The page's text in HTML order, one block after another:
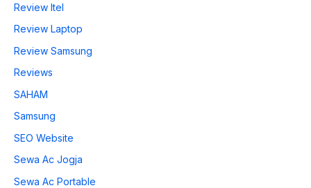
Review Itel
Review Laptop
Review Samsung
Reviews
SAHAM
Samsung
SEO Website
Sewa Ac Jogja
Sewa Ac Portable